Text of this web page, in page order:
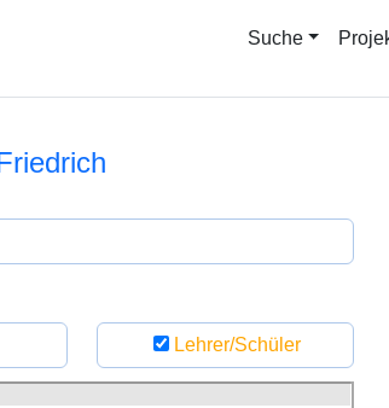
Suche
Lehrer/Schüler